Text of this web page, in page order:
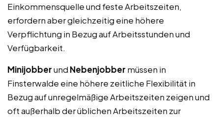
Einkommensquelle und feste Arbeitszeiten,
erfordern aber gleichzeitig eine höhere
Verpflichtung in Bezug auf Arbeitsstunden und
Verfügbarkeit.
Minijobberund Nebenjobber müssen in
Finsterwalde eine höhere zeitliche Flexibilität in
Bezug auf unregelmäßige Arbeitszeiten zeigen und
oft außerhalb der üblichen Arbeitszeiten zur